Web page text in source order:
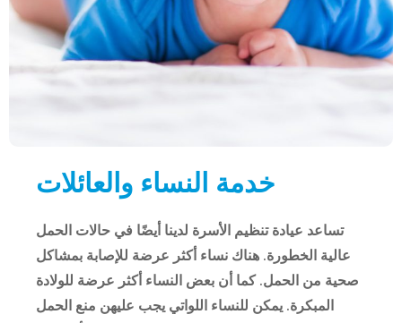
خدمة النساء والعائلات
تساعد عيادة تنظيم الأسرة لدينا أيضًا في حالات الحمل
عالية الخطورة. هناك نساء أكثر عرضة للإصابة بمشاكل
صحية من الحمل. كما أن بعض النساء أكثر عرضة للولادة
المبكرة. يمكن للنساء اللواتي يجب عليهن منع الحمل